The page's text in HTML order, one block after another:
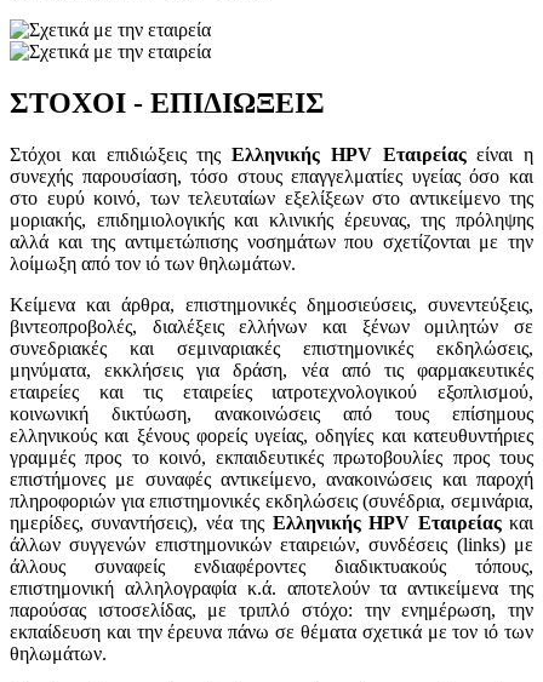
ΣΤΟΧΟΙ - ΕΠΙΔΙΩΞΕΙΣ
Στόχοι και επιδιώξεις της Ελληνικής HPV Εταιρείαςείναι η
συνεχής παρουσίαση, τόσο στους επαγγελματίες υγείας όσο και
στο ευρύ κοινό, των τελευταίων εξελίξεων στο αντικείμενο της
μοριακής, επιδημιολογικής και κλινικής έρευνας, της πρόληψης
αλλά και της αντιμετώπισης νοσημάτων που σχετίζονται με την
λοίμωξη από τον ιό των θηλωμάτων.
Κείμενα και άρθρα, επιστημονικές δημοσιεύσεις, συνεντεύξεις,
βιντεοπροβολές, διαλέξεις ελλήνων και ξένων ομιλητών σε
συνεδριακές και σεμιναριακές επιστημονικές εκδηλώσεις,
μηνύματα, εκκλήσεις για δράση, νέα από τις φαρμακευτικές
εταιρείες και τις εταιρείες ιατροτεχνολογικού εξοπλισμού,
κοινωνική δικτύωση, ανακοινώσεις από τους επίσημους
ελληνικούς και ξένους φορείς υγείας, οδηγίες και κατευθυντήριες
γραμμές προς το κοινό, εκπαιδευτικές πρωτοβουλίες προς τους
επιστήμονες με συναφές αντικείμενο, ανακοινώσεις και παροχή
πληροφοριών για επιστημονικές εκδηλώσεις (συνέδρια, σεμινάρια,
ημερίδες, συναντήσεις), νέα της Ελληνικής HPV Εταιρείαςκαι
άλλων συγγενών επιστημονικών εταιρειών, συνδέσεις (links) με
άλλους συναφείς ενδιαφέροντες διαδικτυακούς τόπους,
επιστημονική αλληλογραφία κ.ά. αποτελούν τα αντικείμενα της
παρούσας ιστοσελίδας, με τριπλό στόχο: την ενημέρωση, την
εκπαίδευση και την έρευνα πάνω σε θέματα σχετικά με τον ιό των
θηλωμάτων.